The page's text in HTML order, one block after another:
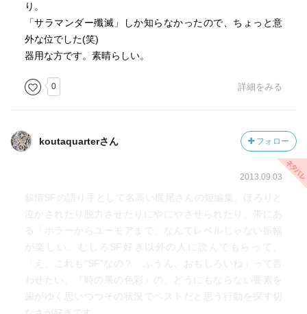
り。
「サラマンダー殲滅」しか知らなかったので、ちょっと意
外な位でした(笑)
器用な方です。素晴らしい。
0 詳細をみる
koutaquarterさん フォロー
2013.09.03
叙情SFの語り手として名高い梶尾さんの短編集。ほろりと
泣かされたり脱力させたりにやにやさせられたり、帯にあ
る「ホラーからユーモアまで」なんてレベルじゃない振幅
が楽しい。むしろSF好き以外の人に読んでもらって、
「え、これも"SF"なの？ ふうん、おもしろいね」って言
わせたい。『時の果の色彩』の、どうにもならない要素を
歯がゆく思いつつその状況でベストだと思う行動を探す切